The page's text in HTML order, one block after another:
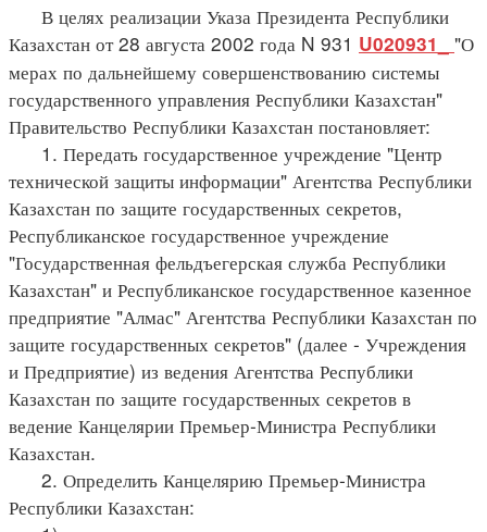
В целях реализации Указа Президента Республики
Казахстан от 28 августа 2002 года N 931 U020931_ "О
мерах по дальнейшему совершенствованию системы
государственного управления Республики Казахстан"
Правительство Республики Казахстан постановляет:
1. Передать государственное учреждение "Центр
технической защиты информации" Агентства Республики
Казахстан по защите государственных секретов,
Республиканское государственное учреждение
"Государственная фельдъегерская служба Республики
Казахстан" и Республиканское государственное казенное
предприятие "Алмас" Агентства Республики Казахстан по
защите государственных секретов" (далее - Учреждения
и Предприятие) из ведения Агентства Республики
Казахстан по защите государственных секретов в
ведение Канцелярии Премьер-Министра Республики
Казахстан.
2. Определить Канцелярию Премьер-Министра
Республики Казахстан: